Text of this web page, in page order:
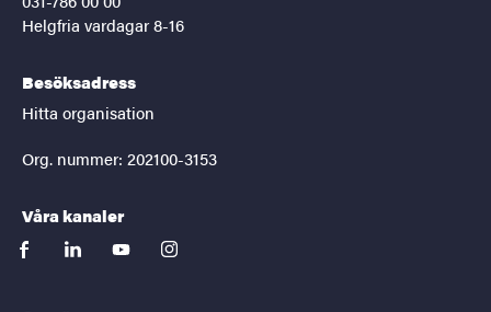
Helgfria vardagar 8-16
Besöksadress
Hitta organisation
Org. nummer: 202100-3153
Våra kanaler
facebooklinkedinyoutubeinstagram